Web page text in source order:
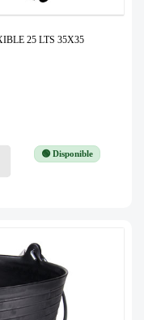
25 LTS 35X35
🟢 Disponible